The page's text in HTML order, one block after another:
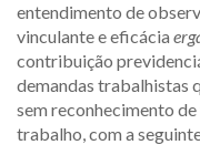
entendimento de
vinculante e eficácia
contribuição
demandas trabalhistas
sem reconhecimento
trabalho, com a